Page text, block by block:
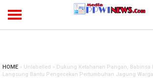
HOME » Unlabelled » Dukung Ketahanan Pangan,
Langsung Bantu Pengecekan Pertumbuhan Jagung Warga